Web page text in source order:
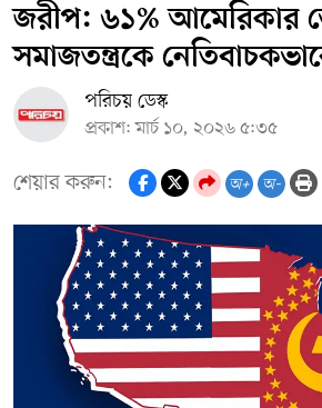
জরীপ: ৬১% আমেরিকার
সমাজতন্ত্রকে
পরিচয় ডেস্ক
প্রকাশ: মার্চ ১০, ২০২৬ ৫:৩৫
শেয়ার করুন: অ+ অ-